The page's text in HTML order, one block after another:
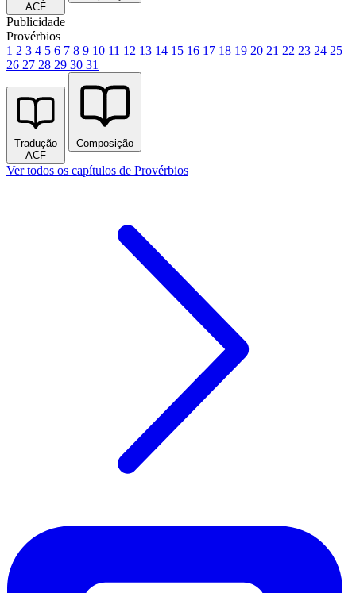
ACF
Publicidade
Provérbios
1 2 3 4 5 6 7 8 9 10 11 12 13 14 15 16 17 18 19 20 21 22 23 24 25
26 27 28 29 30 31
Tradução
ACF
Composição
Ver todos os capítulos de Provérbios